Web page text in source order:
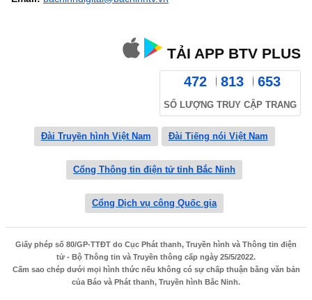
TẢI APP BTV PLUS
472 813 653
SỐ LƯỢNG TRUY CẬP TRANG
Đài Truyền hình Việt Nam Đài Tiếng nói Việt Nam
Cổng Thông tin điện tử tỉnh Bắc Ninh
Cổng Dịch vụ công Quốc gia
Giấy phép số 80/GP-TTĐT do Cục Phát thanh, Truyền hình và Thông tin điện
tử - Bộ Thông tin và Truyền thông cấp ngày 25/5/2022.
Cấm sao chép dưới mọi hình thức nếu không có sự chấp thuận bằng văn bản
của Báo và Phát thanh, Truyền hình Bắc Ninh.